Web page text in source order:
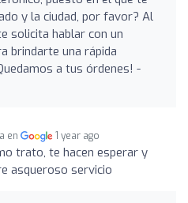
y la ciudad, por favor? Al
solicita hablar con un
brindarte una rápida
a tus órdenes! -
en 1 year ago
trato, te hacen esperar y
asqueroso servicio